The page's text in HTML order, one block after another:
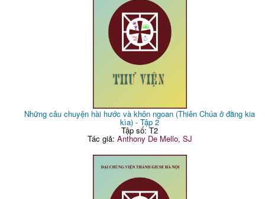
Những câu chuyện hài hước và khôn ngoan (Thiên Chúa ở đằng kia
kìa) - Tập 2
Tập số: T2
Tác giả: Anthony De Mello, SJ